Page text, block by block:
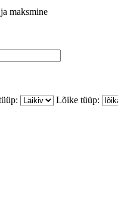
maksmine
Lõike tüüp: